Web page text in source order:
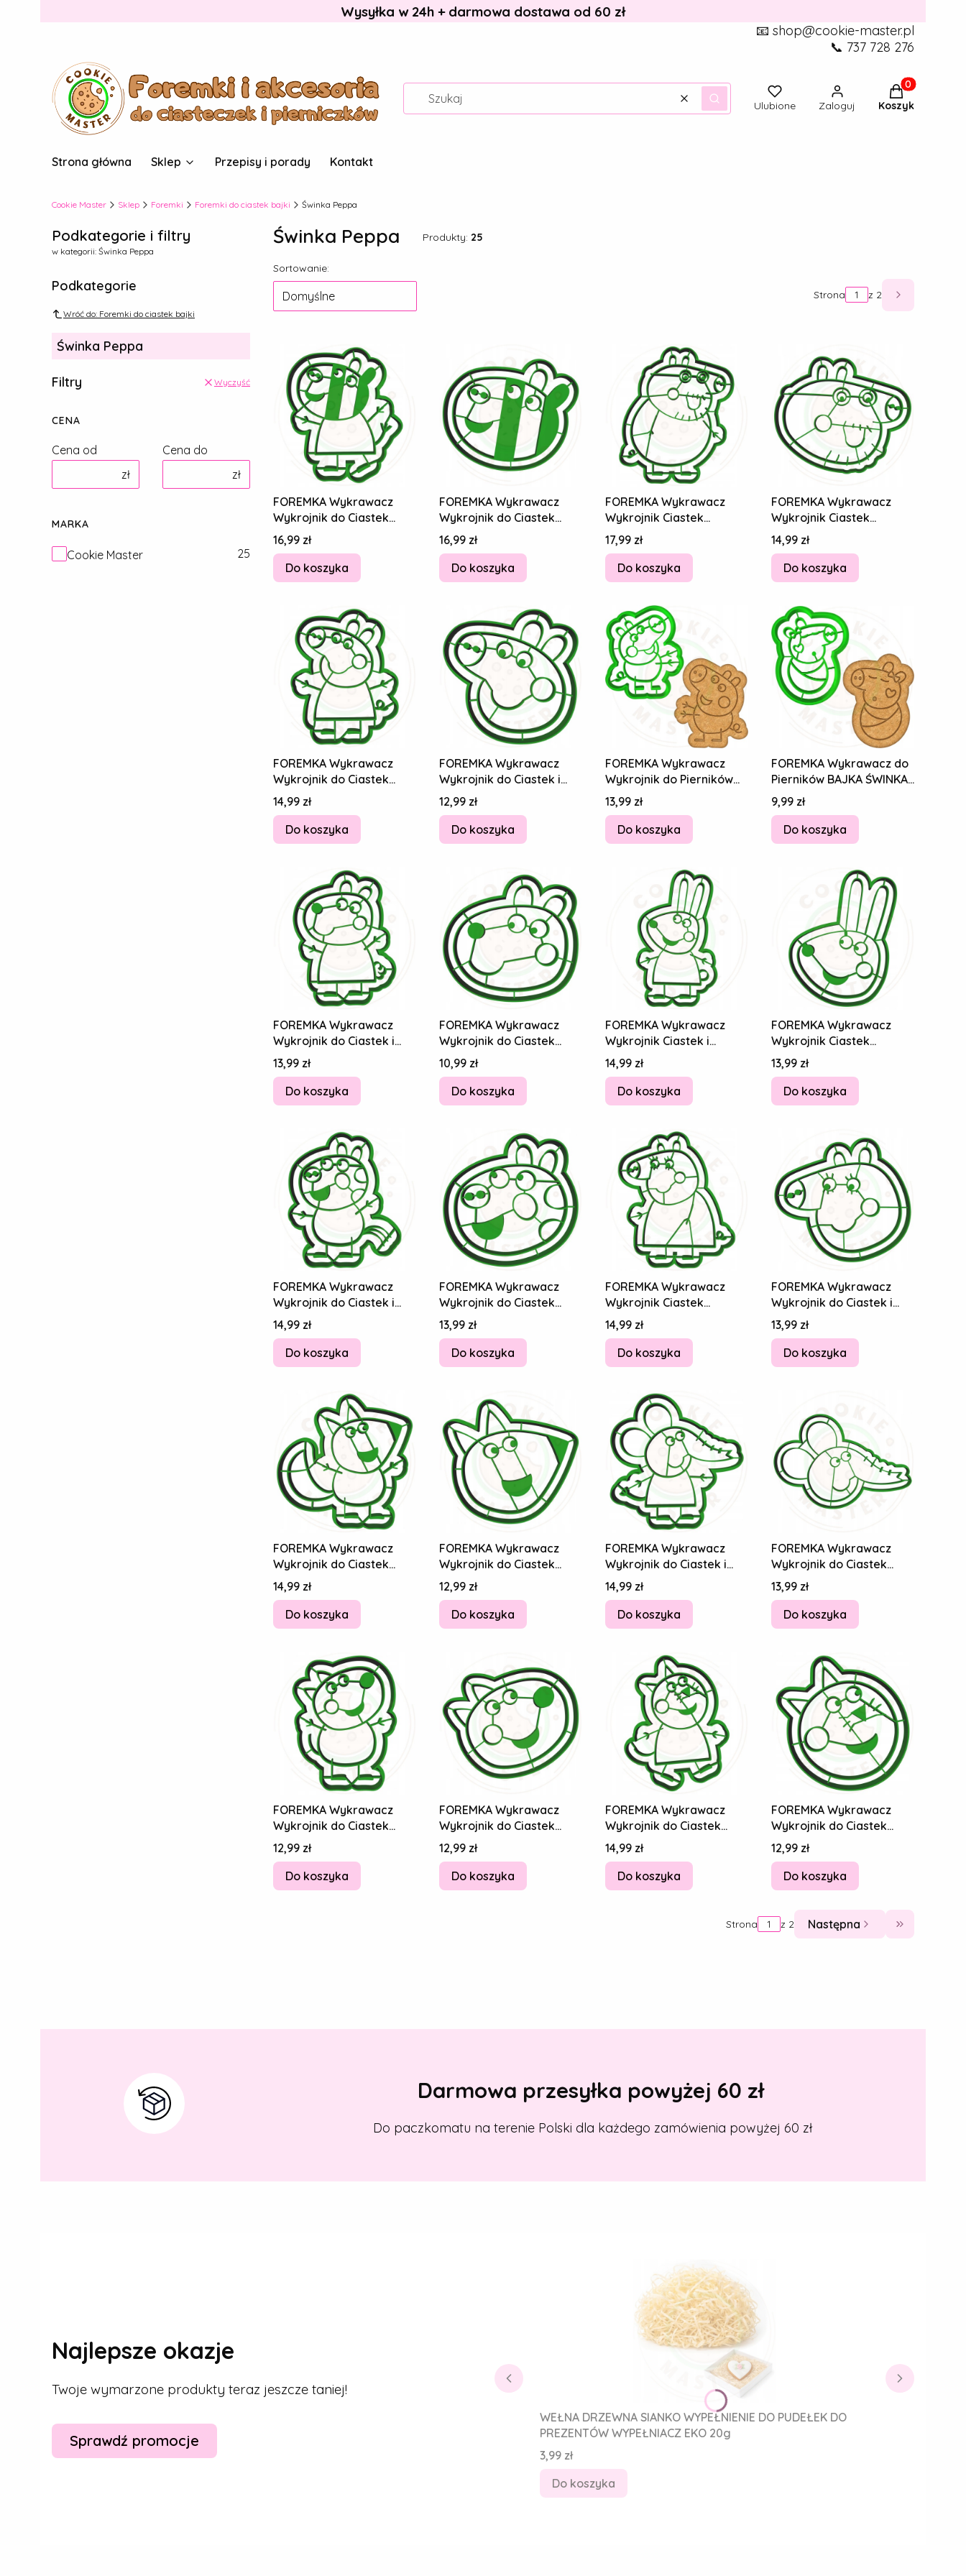
Wysyłka w 24h + darmowa dostawa od 60 zł
📧 shop@cookie-master.pl
📞 737 728 276
WyczyśćSzukaj Ulubione Zaloguj
Produkty w
Koszyk
Strona główna Sklep Przepisy i porady Kontakt
Cookie Master Sklep Foremki Foremki do ciastek bajki Świnka Peppa
Podkategorie i filtry
w kategorii: Świnka Peppa
Podkategorie
Wróć do: Foremki do ciastek bajki
Świnka Peppa
Filtry Wyczyść
CENA
Cena od
zł
Cena do
zł
MARKA
Marka
Cookie Master 25
Świnka Peppa Produkty: 25
Lista produktów
Sortowanie:
Domyślne Strona z 2 Następne
FOREMKA Wykrawacz
Wykrojnik do Ciastek
Pierników ŚWINKA PEPPA
Zoe Zebra 8cm
Cena
16,99 zł
Do koszyka
FOREMKA Wykrawacz
Wykrojnik do Ciastek
Pierników ŚWINKA PEPPA
Zoe Zebra 8cm
Cena
16,99 zł
Do koszyka
FOREMKA Wykrawacz
Wykrojnik Ciastek
Pierników ŚWINKA PEPPA
Tata Świnka 11cm
Cena
17,99 zł
Do koszyka
FOREMKA Wykrawacz
Wykrojnik Ciastek
Pierników ŚWINKA PEPPA
Tata Świnka 11cm
Cena
14,99 zł
Do koszyka
FOREMKA Wykrawacz
Wykrojnik do Ciastek
Pierników ŚWINKA PEPPA
8cm
Cena
14,99 zł
Do koszyka
FOREMKA Wykrawacz
Wykrojnik do Ciastek i
Pierników - ŚWINKA PEPPA
8cm
Cena
12,99 zł
Do koszyka
FOREMKA Wykrawacz
Wykrojnik do Pierników
BAJKA ŚWINKA PEPPA Brat
George 7cm
Cena
13,99 zł
Do koszyka
FOREMKA Wykrawacz do
Pierników BAJKA ŚWINKA
PEPPA Siostra Dzidzia Evie
6cm
Cena
9,99 zł
Do koszyka
FOREMKA Wykrawacz
Wykrojnik do Ciastek i
Pierników ŚWINKA PEPPA
Suzy Owca
Cena
13,99 zł
Do koszyka
FOREMKA Wykrawacz
Wykrojnik do Ciastek
Pierników ŚWINKA PEPPA
Suzy Owca 8cm
Cena
10,99 zł
Do koszyka
FOREMKA Wykrawacz
Wykrojnik Ciastek i
Pierników ŚWINKA PEPPA
Rebecca Królik
Cena
14,99 zł
Do koszyka
FOREMKA Wykrawacz
Wykrojnik Ciastek
Pierników ŚWINKA PEPPA
Rebecca Królik
Cena
13,99 zł
Do koszyka
FOREMKA Wykrawacz
Wykrojnik do Ciastek i
Pierników ŚWINKA PEPPA
Pedro Konik
Cena
14,99 zł
Do koszyka
FOREMKA Wykrawacz
Wykrojnik do Ciastek
Pierników ŚWINKA PEPPA
Pedro Konik
Cena
13,99 zł
Do koszyka
FOREMKA Wykrawacz
Wykrojnik Ciastek
Pierników ŚWINKA PEPPA
Mama Świnka 10cm
Cena
14,99 zł
Do koszyka
FOREMKA Wykrawacz
Wykrojnik do Ciastek i
Pierników ŚWINKA PEPPA
Mama Świnka
Cena
13,99 zł
Do koszyka
FOREMKA Wykrawacz
Wykrojnik do Ciastek
Pierników ŚWINKA PEPPA
Freddy Lis
Cena
14,99 zł
Do koszyka
FOREMKA Wykrawacz
Wykrojnik do Ciastek
Pierników ŚWINKA PEPPA
Freddy Lis
Cena
12,99 zł
Do koszyka
FOREMKA Wykrawacz
Wykrojnik do Ciastek i
Pierników ŚWINKA PEPPA
Emily Słoń
Cena
14,99 zł
Do koszyka
FOREMKA Wykrawacz
Wykrojnik do Ciastek
Pierników ŚWINKA PEPPA
Emily Słoń
Cena
13,99 zł
Do koszyka
FOREMKA Wykrawacz
Wykrojnik do Ciastek
Pierników ŚWINKA PEPPA
Danny Piesek
Cena
12,99 zł
Do koszyka
FOREMKA Wykrawacz
Wykrojnik do Ciastek
Pierników ŚWINKA PEPPA
Danny Piesek
Cena
12,99 zł
Do koszyka
FOREMKA Wykrawacz
Wykrojnik do Ciastek
Pierników ŚWINKA PEPPA
Candy Kot 8cm
Cena
14,99 zł
Do koszyka
FOREMKA Wykrawacz
Wykrojnik do Ciastek
Pierników ŚWINKA PEPPA
Candy Kot 8cm
Cena
12,99 zł
Do koszyka
Strona z 2 Następna Przejdź do
Darmowa przesyłka powyżej 60 zł
Do paczkomatu na terenie Polski dla każdego zamówienia powyżej 60 zł
Najlepsze okazje
Twoje wymarzone produkty teraz jeszcze taniej!
Sprawdź promocje
WEŁNA DRZEWNA SIANKO WYPEŁNIENIE DO PUDEŁEK DO
PREZENTÓW WYPEŁNIACZ EKO 20g
Cena
3,99 zł
Do koszyka